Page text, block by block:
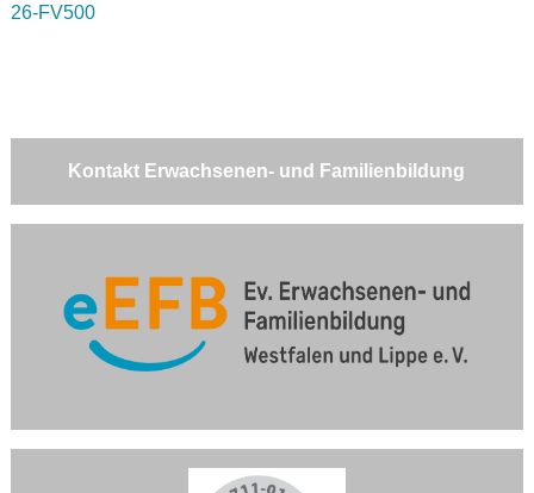
26-FV500
Kontakt Erwachsenen- und Familienbildung